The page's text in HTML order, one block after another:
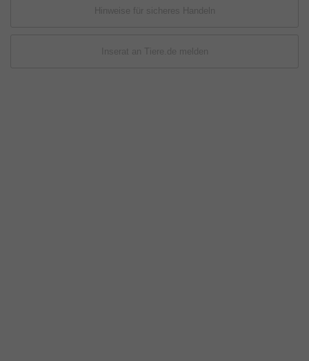
Hinweise für sicheres Handeln
Inserat an Tiere.de melden